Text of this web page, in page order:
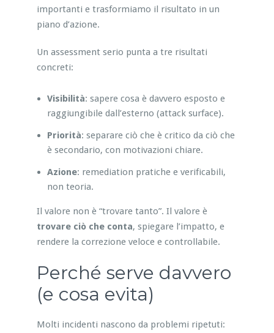
importanti e trasformiamo il risultato in un
piano d’azione.
Un assessment serio punta a tre risultati
concreti:
Visibilità: sapere cosa è davvero esposto e
raggiungibile dall’esterno (attack surface).
Priorità: separare ciò che è critico da ciò che
è secondario, con motivazioni chiare.
Azione: remediation pratiche e verificabili,
non teoria.
Il valore non è “trovare tanto”. Il valore è
trovare ciò che conta, spiegare l’impatto, e
rendere la correzione veloce e controllabile.
Perché serve davvero
(e cosa evita)
Molti incidenti nascono da problemi ripetuti: